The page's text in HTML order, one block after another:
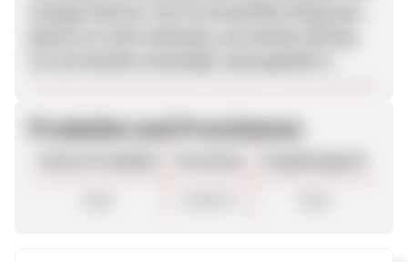
Produkte und Provisionen